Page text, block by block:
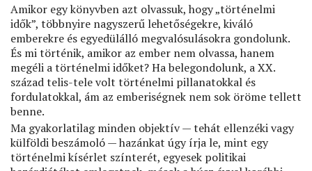
Amikor egy könyvben azt olvassuk, hogy „történelmi
idők”, többnyire nagyszerű lehetőségekre, kiváló
emberekre és egyedülálló megvalósulásokra gondolunk.
És mi történik, amikor az ember nem olvassa, hanem
megéli a történelmi időket? Ha belegondolunk, a XX.
század telis-tele volt történelmi pillanatokkal és
fordulatokkal, ám az emberiségnek nem sok öröme tellett
benne.
Ma gyakorlatilag minden objektív — tehát ellenzéki vagy
külföldi beszámoló — hazánkat úgy írja le, mint egy
történelmi kísérlet színterét, egyesek politikai